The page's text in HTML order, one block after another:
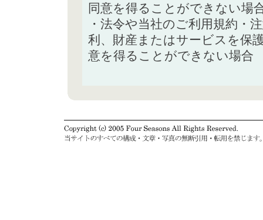
同意を得ることができない場
・法令や当社のご利用規約・
利、財産またはサービスを保
意を得ることができない場合